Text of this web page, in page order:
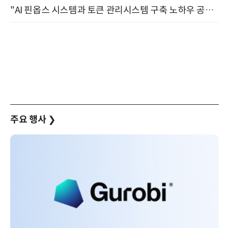
"AI 핀옵스 시스템과 토큰 관리시스템 구축 노하우 공개" 잠실 한국광고문화회관 2층 대회의실 (8/21)
주요 행사 ❯